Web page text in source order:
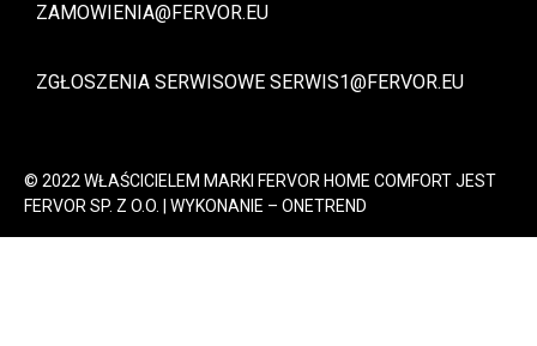
ZAMOWIENIA@FERVOR.EU
ZGŁOSZENIA SERWISOWE SERWIS1@FERVOR.EU
© 2022 WŁAŚCICIELEM MARKI FERVOR HOME COMFORT JEST
FERVOR SP. Z O.O. | WYKONANIE – ONETREND